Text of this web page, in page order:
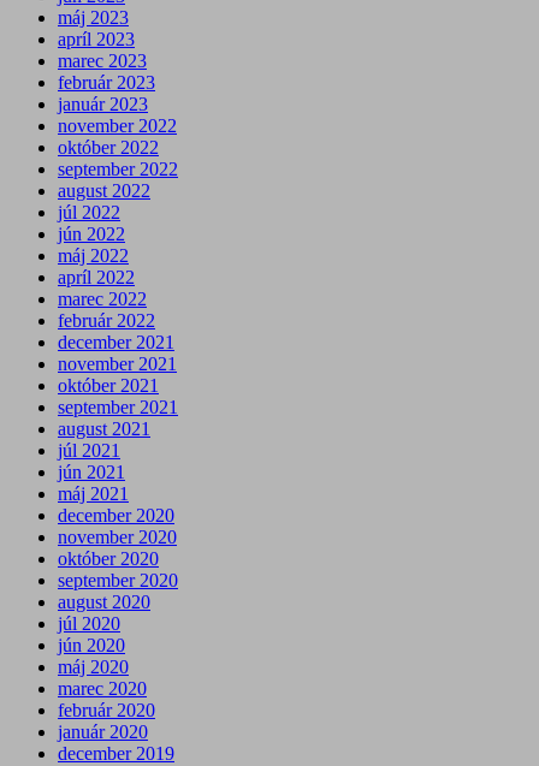
máj 2023
apríl 2023
marec 2023
február 2023
január 2023
november 2022
október 2022
september 2022
august 2022
júl 2022
jún 2022
máj 2022
apríl 2022
marec 2022
február 2022
december 2021
november 2021
október 2021
september 2021
august 2021
júl 2021
jún 2021
máj 2021
december 2020
november 2020
október 2020
september 2020
august 2020
júl 2020
jún 2020
máj 2020
marec 2020
február 2020
január 2020
december 2019